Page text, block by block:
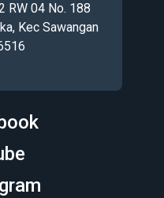
RW 04 No. 188
Kec Sawangan